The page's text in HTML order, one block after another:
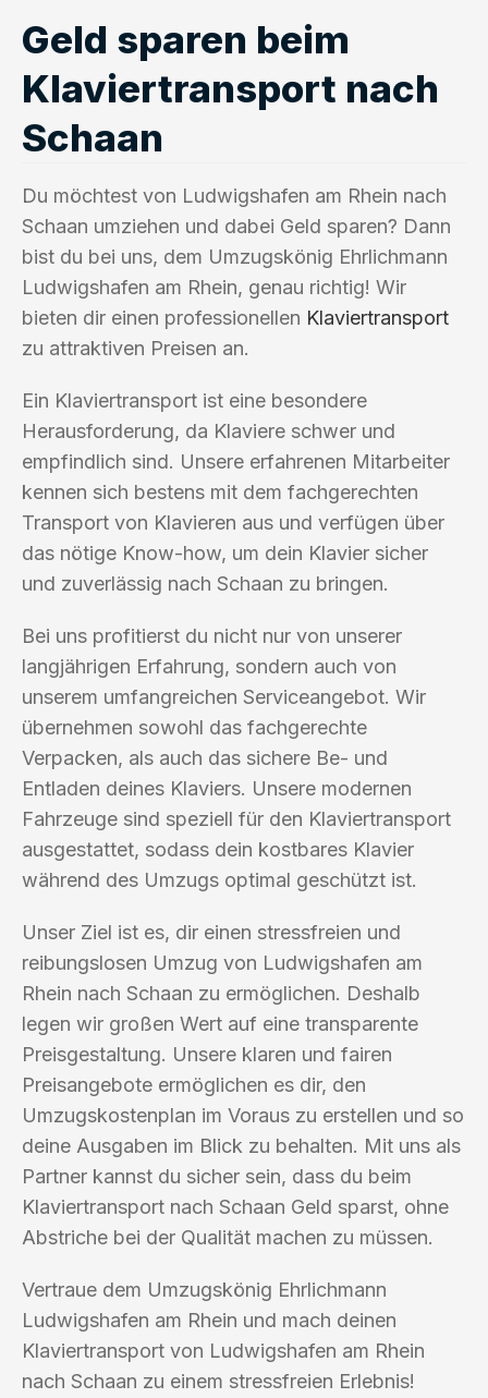
Geld sparen beim
Klaviertransport nach
Schaan
Du möchtest von Ludwigshafen am Rhein nach
Schaan umziehen und dabei Geld sparen? Dann
bist du bei uns, dem Umzugskönig Ehrlichmann
Ludwigshafen am Rhein, genau richtig! Wir
bieten dir einen professionellen Klaviertransport
zu attraktiven Preisen an.
Ein Klaviertransport ist eine besondere
Herausforderung, da Klaviere schwer und
empfindlich sind. Unsere erfahrenen Mitarbeiter
kennen sich bestens mit dem fachgerechten
Transport von Klavieren aus und verfügen über
das nötige Know-how, um dein Klavier sicher
und zuverlässig nach Schaan zu bringen.
Bei uns profitierst du nicht nur von unserer
langjährigen Erfahrung, sondern auch von
unserem umfangreichen Serviceangebot. Wir
übernehmen sowohl das fachgerechte
Verpacken, als auch das sichere Be- und
Entladen deines Klaviers. Unsere modernen
Fahrzeuge sind speziell für den Klaviertransport
ausgestattet, sodass dein kostbares Klavier
während des Umzugs optimal geschützt ist.
Unser Ziel ist es, dir einen stressfreien und
reibungslosen Umzug von Ludwigshafen am
Rhein nach Schaan zu ermöglichen. Deshalb
legen wir großen Wert auf eine transparente
Preisgestaltung. Unsere klaren und fairen
Preisangebote ermöglichen es dir, den
Umzugskostenplan im Voraus zu erstellen und so
deine Ausgaben im Blick zu behalten. Mit uns als
Partner kannst du sicher sein, dass du beim
Klaviertransport nach Schaan Geld sparst, ohne
Abstriche bei der Qualität machen zu müssen.
Vertraue dem Umzugskönig Ehrlichmann
Ludwigshafen am Rhein und mach deinen
Klaviertransport von Ludwigshafen am Rhein
nach Schaan zu einem stressfreien Erlebnis!